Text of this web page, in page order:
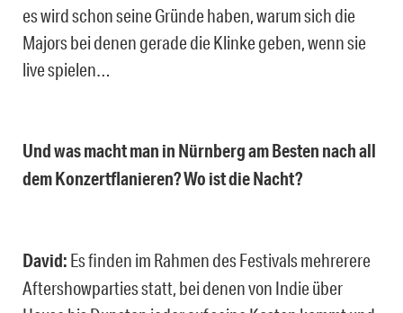
es wird schon seine Gründe haben, warum sich die
Majors bei denen gerade die Klinke geben, wenn sie
live spielen…
Und was macht man in Nürnberg am Besten nach all
dem Konzertflanieren? Wo ist die Nacht?
David: Es finden im Rahmen des Festivals mehrerere
Aftershowparties statt, bei denen von Indie über